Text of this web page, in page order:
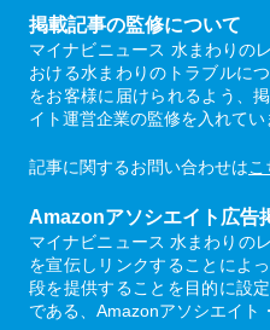
掲載記事の監修について
マイナビニュース 水まわりの
おける水まわりのトラブルに
をお客様に届けられるよう、
イト運営企業の監修を入れてい
記事に関するお問い合わせはこ
Amazonアソシエイト広告
マイナビニュース 水まわりの
を宣伝しリンクすることによ
段を提供することを目的に設
である、Amazonアソシエイト